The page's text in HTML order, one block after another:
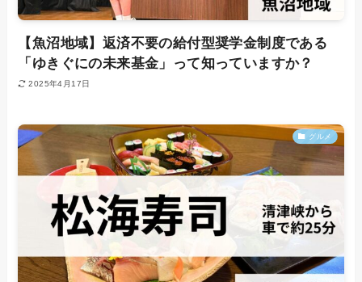
【魚沼地域】返済不要の給付型奨学金制度である
「ゆきぐにの未来基金」って知っていますか？
2025年4月17日
グルメ